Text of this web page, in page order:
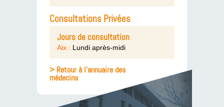
Consultations Privées
Jours de consultation
Aix : Lundi après-midi
> Retour à l'annuaire des
médecins